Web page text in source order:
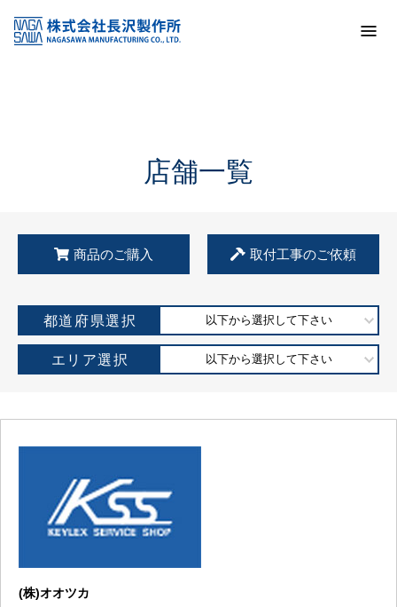
KSS加盟店・取扱店情報
店舗一覧
店舗一覧
商品のご購入 取付工事のご依頼
都道府県選択 以下から選択して下さい
エリア選択 以下から選択して下さい
(株)オオツカ